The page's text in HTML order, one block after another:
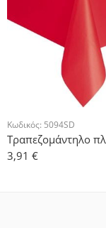
Κωδικός: 5094SD
3,91 €